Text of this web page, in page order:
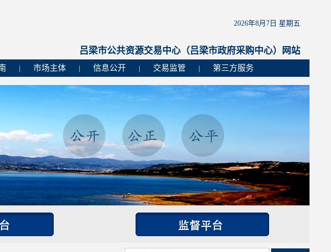
2026年8月7日 星期五
吕梁市公共资源交易中心（吕梁市政府采购中心）网站
市场主体 信息公开 交易监管 第三方服务